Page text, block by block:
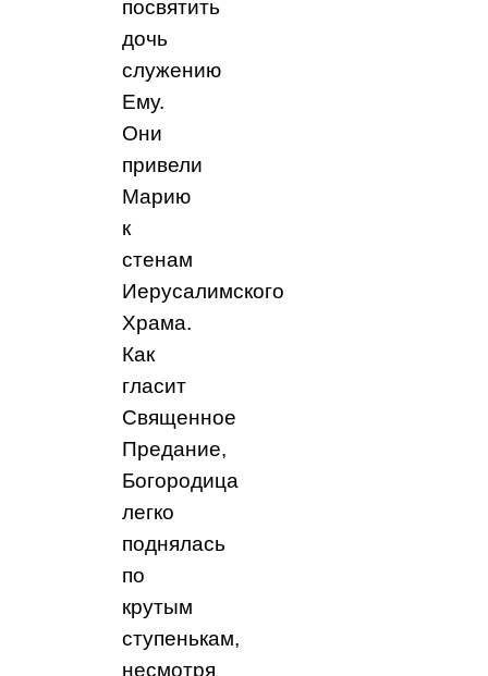
посвятить
дочь
служению
Ему.
Они
привели
Марию
к
стенам
Иерусалимского
Храма.
Как
гласит
Священное
Предание,
Богородица
легко
поднялась
по
крутым
ступенькам,
несмотря